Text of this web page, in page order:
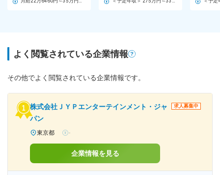
よく閲覧されている企業情報
その他でよく閲覧されている企業情報です。
株式会社ＪＹＰエンターテインメント・ジャ
パン
求人募集中
東京都 -
企業情報を見る